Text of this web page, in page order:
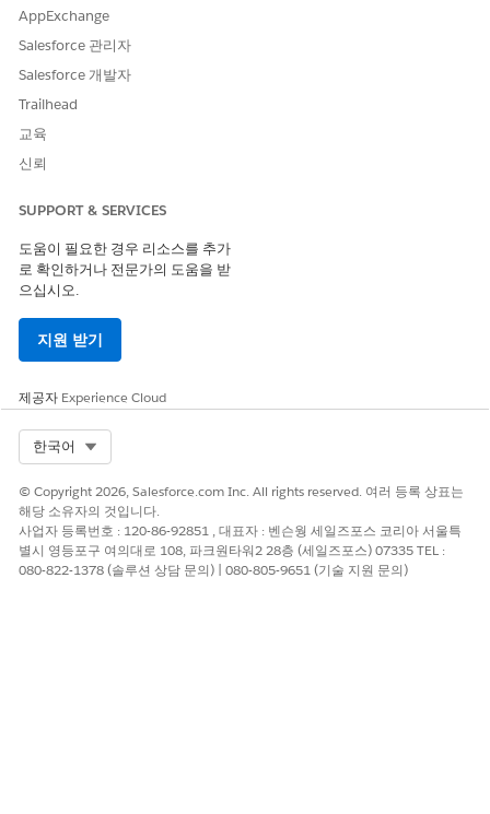
AppExchange
Salesforce 관리자
Salesforce 개발자
Trailhead
교육
신뢰
SUPPORT & SERVICES
도움이 필요한 경우 리소스를 추가
로 확인하거나 전문가의 도움을 받
으십시오.
지원 받기
제공자 Experience Cloud
한국어
© Copyright 2026, Salesforce.com Inc. All rights reserved. 여러 등록 상표는
해당 소유자의 것입니다.
사업자 등록번호 : 120-86-92851 , 대표자 : 벤슨웡 세일즈포스 코리아 서울특
별시 영등포구 여의대로 108, 파크원타워2 28층 (세일즈포스) 07335 TEL :
080-822-1378 (솔루션 상담 문의) | 080-805-9651 (기술 지원 문의)